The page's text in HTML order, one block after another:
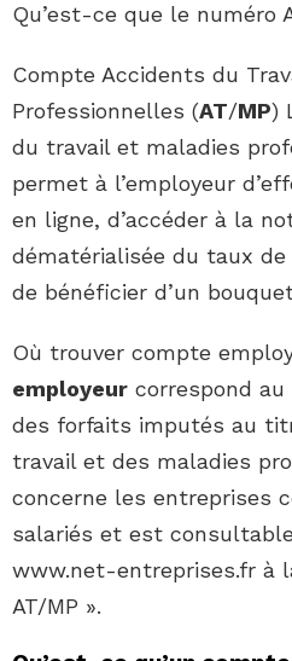
Qu’est-ce que le numéro
Compte Accidents du
Professionnelles (AT/MP)
du travail et maladies
permet à l’employeur
en ligne, d’accéder à la
dématérialisée du taux
de bénéficier d’un
Où trouver compte
employeur correspond
des forfaits imputés au
travail et des maladies
concerne les entreprises
salariés et est
www.net-entreprises.fr à
AT/MP ».